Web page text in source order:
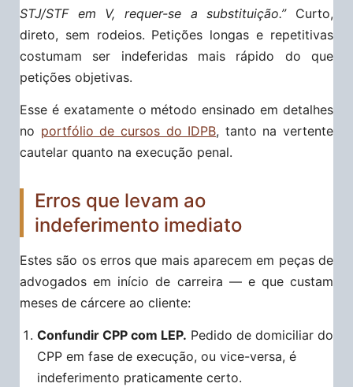
STJ/STF em V, requer-se a substituição.”Curto,
direto, sem rodeios. Petições longas e repetitivas
costumam ser indeferidas mais rápido do que
petições objetivas.
Esse é exatamente o método ensinado em detalhes
no portfólio de cursos do IDPB, tanto na vertente
cautelar quanto na execução penal.
Erros que levam ao
indeferimento imediato
Estes são os erros que mais aparecem em peças de
advogados em início de carreira — e que custam
meses de cárcere ao cliente:
Confundir CPP com LEP. Pedido de domiciliar do
CPP em fase de execução, ou vice-versa, é
indeferimento praticamente certo.